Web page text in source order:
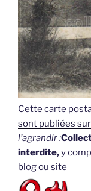
Cette carte
sont publiées
l’agrandir :
interdite,y
blog ou site